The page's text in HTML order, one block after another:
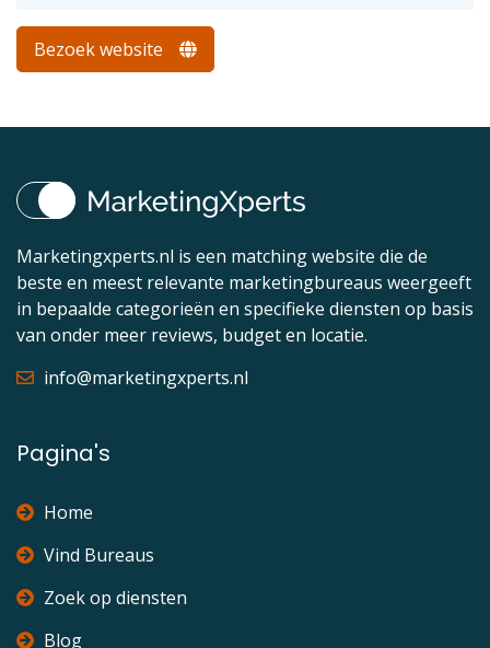
Bezoek website
Marketingxperts.nl is een matching website die de
beste en meest relevante marketingbureaus weergeeft
in bepaalde categorieën en specifieke diensten op basis
van onder meer reviews, budget en locatie.
info@marketingxperts.nl
Pagina's
Home
Vind Bureaus
Zoek op diensten
Blog